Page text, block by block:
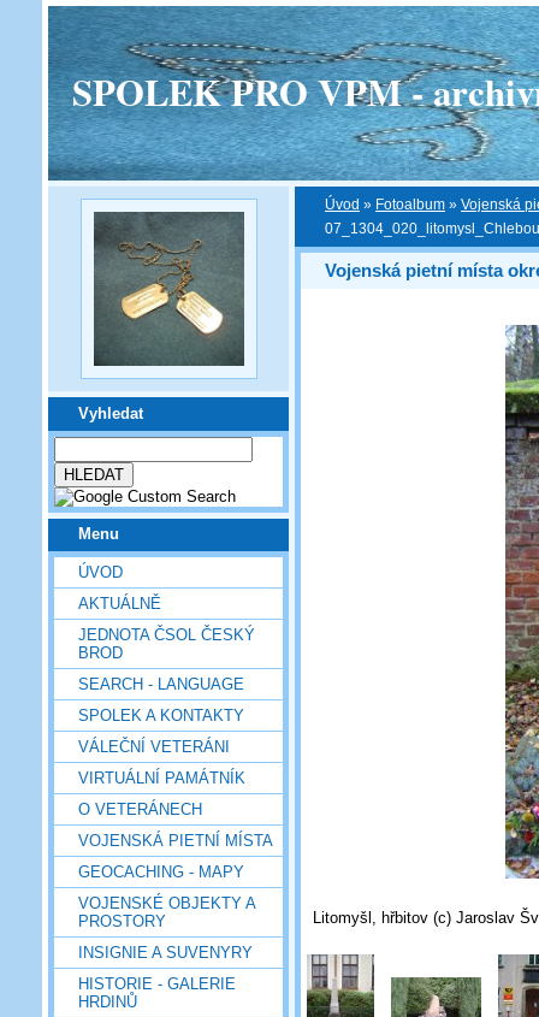
SPOLEK PRO VPM -
Vyhledat
Menu
ÚVOD
AKTUÁLNĚ
JEDNOTA ČSOL ČESKÝ
BROD
SEARCH - LANGUAGE
SPOLEK A KONTAKTY
VÁLEČNÍ VETERÁNI
VIRTUÁLNÍ PAMÁTNÍK
O VETERÁNECH
VOJENSKÁ PIETNÍ MÍSTA
GEOCACHING - MAPY
VOJENSKÉ OBJEKTY A
PROSTORY
INSIGNIE A SUVENYRY
HISTORIE - GALERIE
HRDINŮ
Úvod » Fotoalbum » Vojenská
Vojenská pietní místa
Litomyšl, hřbitov (c) Jaroslav